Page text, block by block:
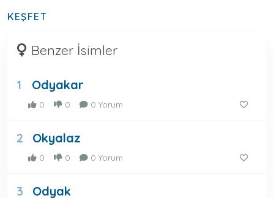
KEŞFET
Benzer İsimler
1 Odyakar
0 0 0 Yorum
2 Okyalaz
0 0 0 Yorum
3 Odyak